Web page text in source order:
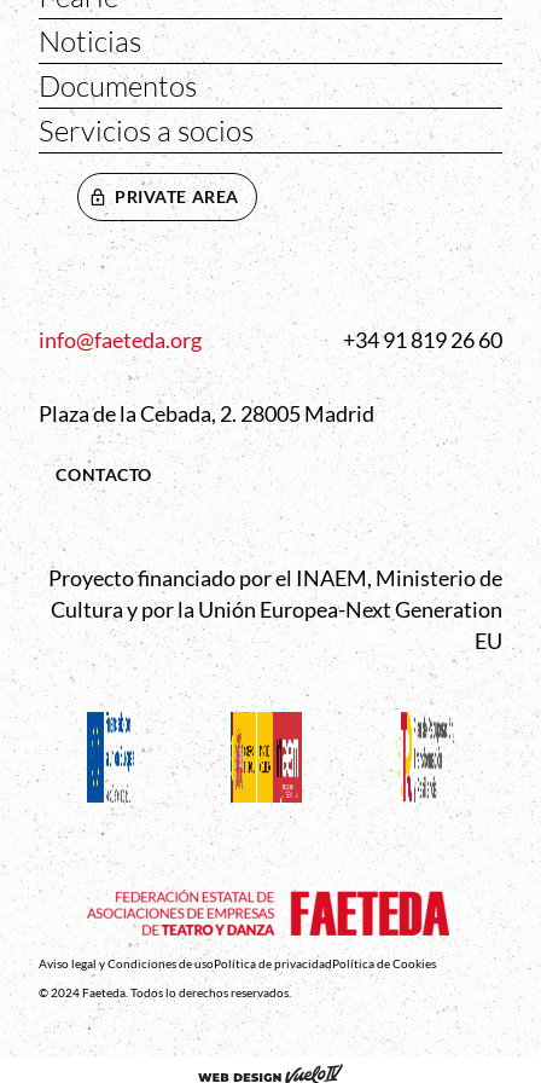
Noticias
Documentos
Servicios a socios
PRIVATE AREA
info@faeteda.org +34 91 819 26 60
Plaza de la Cebada, 2. 28005 Madrid
CONTACTO
Proyecto financiado por el INAEM, Ministerio de
Cultura y por la Unión Europea-Next Generation
EU
Aviso legal y Condiciones de usoPolítica de privacidadPolítica de Cookies
© 2024 Faeteda. Todos lo derechos reservados.